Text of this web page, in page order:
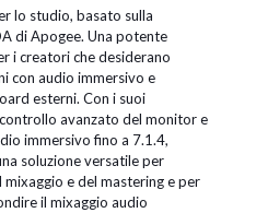
lo studio, basato sulla
di Apogee. Una potente
i creatori che desiderano
con audio immersivo e
esterni. Con i suoi
avanzato del monitor e
immersivo fino a 7.1.4,
soluzione versatile per
e del mastering e per
il mixaggio audio